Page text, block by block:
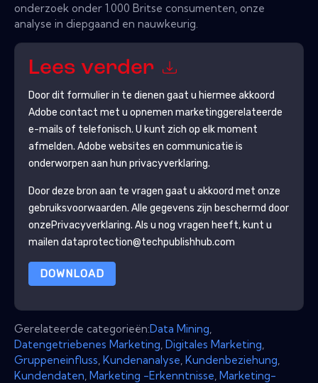
onderzoek onder 1.000 Britse consumenten, onze
analyse in diepgaand en nauwkeurig.
Lees verder
Door dit formulier in te dienen gaat u hiermee akkoord
Adobe contact met u opnemen marketinggerelateerde
e-mails of telefonisch. U kunt zich op elk moment
afmelden. Adobe websites en communicatie is
onderworpen aan hun privacyverklaring.
Door deze bron aan te vragen gaat u akkoord met onze
gebruiksvoorwaarden. Alle gegevens zijn beschermd door
onzePrivacyverklaring. Als u nog vragen heeft, kunt u
mailen dataprotection@techpublishhub.com
DOWNLOAD
Gerelateerde categorieën:Data Mining
Datengetriebenes Marketing Digitales Marketing
Gruppeneinfluss Kundenanalyse Kundenbeziehung
Kundendaten Marketing -Erkenntnisse Marketing-